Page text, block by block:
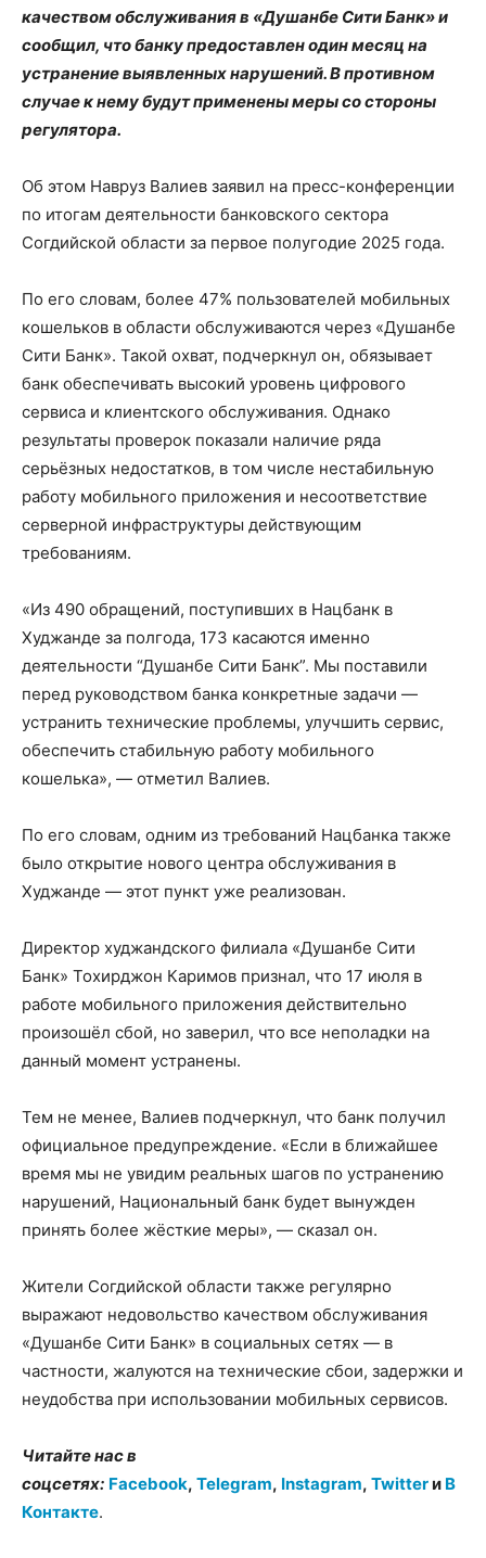
качеством обслуживания в «Душанбе Сити Банк» и
сообщил, что банку предоставлен один месяц на
устранение выявленных нарушений. В противном
случае к нему будут применены меры со стороны
регулятора.
Об этом Навруз Валиев заявил на пресс-конференции
по итогам деятельности банковского сектора
Согдийской области за первое полугодие 2025 года.
По его словам, более 47% пользователей мобильных
кошельков в области обслуживаются через «Душанбе
Сити Банк». Такой охват, подчеркнул он, обязывает
банк обеспечивать высокий уровень цифрового
сервиса и клиентского обслуживания. Однако
результаты проверок показали наличие ряда
серьёзных недостатков, в том числе нестабильную
работу мобильного приложения и несоответствие
серверной инфраструктуры действующим
требованиям.
«Из 490 обращений, поступивших в Нацбанк в
Худжанде за полгода, 173 касаются именно
деятельности “Душанбе Сити Банк”. Мы поставили
перед руководством банка конкретные задачи —
устранить технические проблемы, улучшить сервис,
обеспечить стабильную работу мобильного
кошелька», — отметил Валиев.
По его словам, одним из требований Нацбанка также
было открытие нового центра обслуживания в
Худжанде — этот пункт уже реализован.
Директор худжандского филиала «Душанбе Сити
Банк» Тохирджон Каримов признал, что 17 июля в
работе мобильного приложения действительно
произошёл сбой, но заверил, что все неполадки на
данный момент устранены.
Тем не менее, Валиев подчеркнул, что банк получил
официальное предупреждение. «Если в ближайшее
время мы не увидим реальных шагов по устранению
нарушений, Национальный банк будет вынужден
принять более жёсткие меры», — сказал он.
Жители Согдийской области также регулярно
выражают недовольство качеством обслуживания
«Душанбе Сити Банк» в социальных сетях — в
частности, жалуются на технические сбои, задержки и
неудобства при использовании мобильных сервисов.
Читайте нас в
соцсетях: Facebook, Telegram, Instagram, Twitterи В
Контакте.